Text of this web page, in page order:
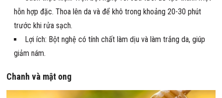
hỗn hợp đặc. Thoa lên da và để khô trong khoảng 20-30 phút
trước khi rửa sạch.
Lợi ích: Bột nghệ có tính chất làm dịu và làm trắng da, giúp
giảm nám.
Chanh và mật ong